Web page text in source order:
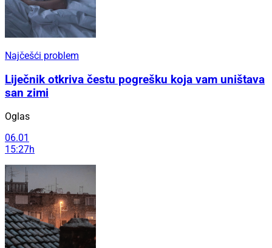
Najčešći problem
Liječnik otkriva čestu pogrešku koja vam uništava
san zimi
Oglas
06.01
15:27h